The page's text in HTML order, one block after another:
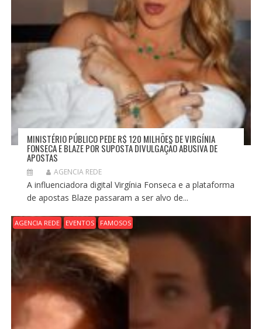
MINISTÉRIO PÚBLICO PEDE R$ 120 MILHÕES DE VIRGÍNIA
FONSECA E BLAZE POR SUPOSTA DIVULGAÇÃO ABUSIVA DE
APOSTAS
AGENCIA REDE
A influenciadora digital Virgínia Fonseca e a plataforma
de apostas Blaze passaram a ser alvo de...
AGENCIA REDE EVENTOS FAMOSOS